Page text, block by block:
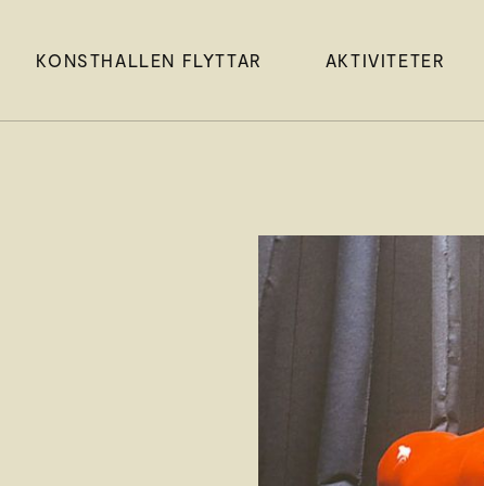
KONSTHALLEN FLYTTAR AKTIVITETER